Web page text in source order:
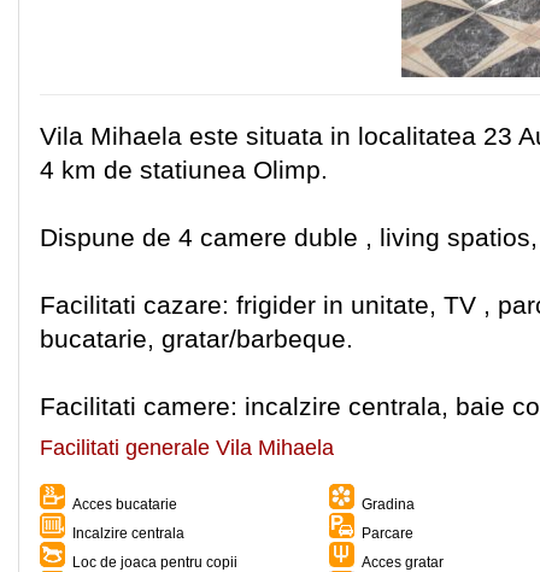
Vila Mihaela este situata in localitatea 23
4 km de statiunea Olimp.
Dispune de 4 camere duble , living
Facilitati cazare: frigider in unitate, TV ,
bucatarie, gratar/barbeque.
Facilitati camere: incalzire centrala, baie
Facilitati generale Vila Mihaela
Acces bucatarie
Gradina
Incalzire centrala
Parcare
Loc de joaca pentru copii
Acces gratar